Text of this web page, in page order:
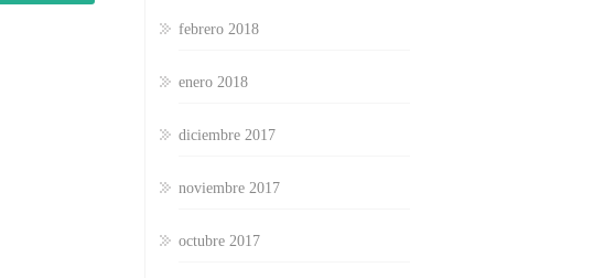
febrero 2018
enero 2018
diciembre 2017
noviembre 2017
octubre 2017